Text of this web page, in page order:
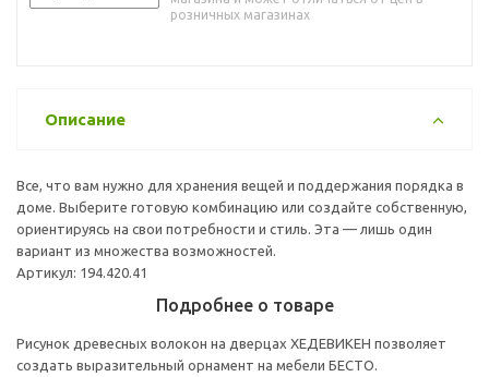
розничных магазинах
Описание
Все, что вам нужно для хранения вещей и поддержания порядка в
доме. Выберите готовую комбинацию или создайте собственную,
ориентируясь на свои потребности и стиль. Эта — лишь один
вариант из множества возможностей.
Артикул: 194.420.41
Подробнее о товаре
Рисунок древесных волокон на дверцах ХЕДЕВИКЕН позволяет
создать выразительный орнамент на мебели БЕСТО.